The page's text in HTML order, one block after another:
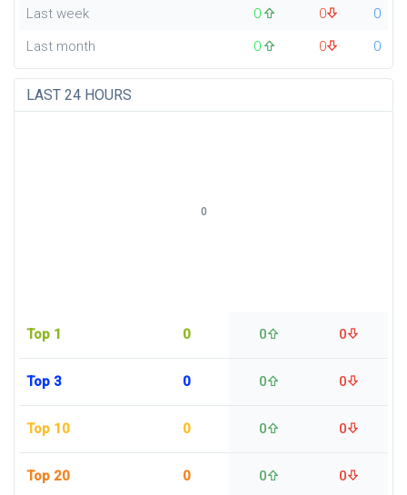
Last week
0 0
0
Last month
0 0 0
LAST 24 HOURS
Top 1 0 0 0
Top 3 0 0 0
Top 10 0 0 0
Top 20 0 0 0
0